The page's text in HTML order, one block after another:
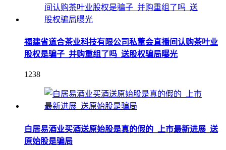
福建省道合茶业科技有限公司私董会直播间认购茶叶业
股权是骗子_并购重组了吗_送股权骗局曝光
1238
白居易酒业买酒送原始股是真的假的_上市最新进展_送
原始股是骗局